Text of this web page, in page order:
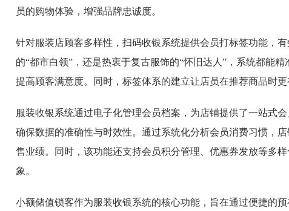
员的购物体验，增强品牌忠诚度。
针对服装店顾客多样性，扫码收银系统提供会员打标签功能，
的“都市白领”，还是热衷于复古服饰的“怀旧达人”，系统都能
提高顾客满意度。同时，标签体系的建立让店员在推荐商品时更
服装收银系统通过电子化管理会员档案，为店铺提供了一站式
确保数据的准确性与时效性。通过系统化分析会员消费习惯，
售业绩。同时，该功能还支持会员积分管理、优惠券发放等多
象。
小额储值锁客作为服装收银系统的核心功能，旨在通过便捷的